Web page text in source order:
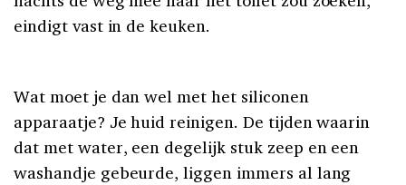
eindigt vast in de keuken.
Wat moet je dan wel met het siliconen
apparaatje? Je huid reinigen. De tijden waarin
dat met water, een degelijk stuk zeep en een
washandje gebeurde, liggen immers al lang